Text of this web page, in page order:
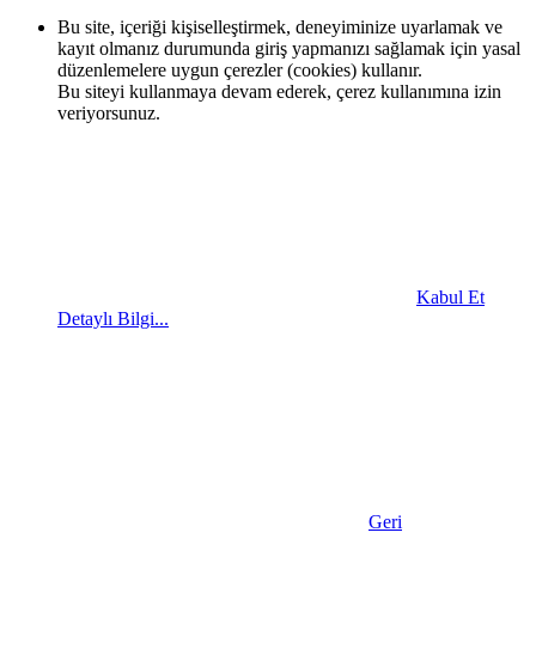
Bu site, içeriği kişiselleştirmek, deneyiminize uyarlamak ve
kayıt olmanız durumunda giriş yapmanızı sağlamak için yasal
düzenlemelere uygun çerezler (cookies) kullanır.
Bu siteyi kullanmaya devam ederek, çerez kullanımına izin
veriyorsunuz.
Kabul Et
Detaylı Bilgi...
Geri